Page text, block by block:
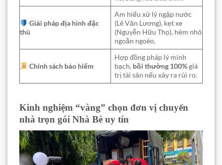
Giải pháp địa hình đặc
thù
Am hiểu xử lý ngập nước
(Lê Văn Lương), kẹt xe
(Nguyễn Hữu Thọ), hẻm nhỏ
ngoằn ngoèo.
Chính sách bảo hiểm
Hợp đồng pháp lý minh
bạch, bồi thường 100%giá
trị tài sản nếu xảy ra rủi ro.
Kinh nghiệm “vàng” chọn đơn vị chuyển
nhà trọn gói Nhà Bè uy tín